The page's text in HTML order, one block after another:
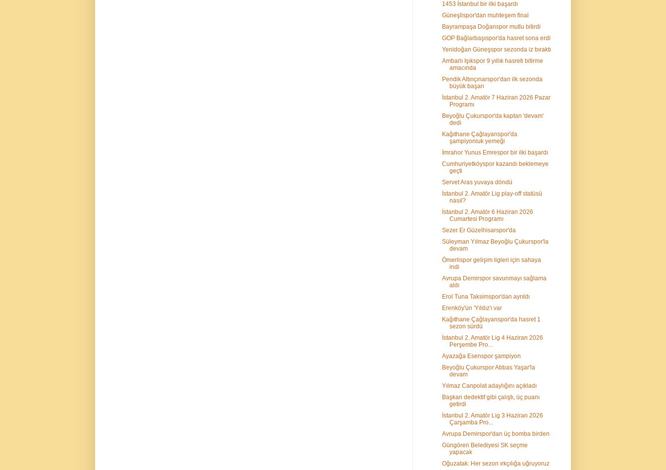
1453 İstanbul bir ilki başardı
Güneşlispor'dan muhteşem final
Bayrampaşa Doğanspor mutlu bitirdi
GOP Bağlarbaşıspor'da hasret sona erdi
Yenidoğan Güneşspor sezonda iz bıraktı
Ambarlı Işıkspor 9 yıllık hasreti bitirme
amacında
Pendik Altınçınarspor'dan ilk sezonda
büyük başarı
İstanbul 2. Amatör 7 Haziran 2026 Pazar
Programı
Beyoğlu Çukurspor'da kaptan 'devam'
dedi
Kağıthane Çağlayanspor'da
şampiyonluk yemeği
İmrahor Yunus Emrespor bir ilki başardı
Cumhuriyetköyspor kazandı beklemeye
geçti
Servet Aras yuvaya döndü
İstanbul 2. Amatör Lig play-off statüsü
nasıl?
İstanbul 2. Amatör 6 Haziran 2026
Cumartesi Programı
Sezer Er Güzelhisarspor'da
Süleyman Yılmaz Beyoğlu Çukurspor'la
devam
Ömerlispor gelişim ligleri için sahaya
indi
Avrupa Demirspor savunmayı sağlama
aldı
Erol Tuna Taksimspor'dan ayrıldı
Erenköy'ün 'Yıldız'ı var
Kağıthane Çağlayanspor'da hasret 1
sezon sürdü
İstanbul 2. Amatör Lig 4 Haziran 2026
Perşembe Pro...
Ayazağa Esenspor şampiyon
Beyoğlu Çukurspor Abbas Yaşar'la
devam
Yılmaz Canpolat adaylığını açıkladı
Başkan dedektif gibi çalıştı, üç puanı
getirdi
İstanbul 2. Amatör Lig 3 Haziran 2026
Çarşamba Pro...
Avrupa Demirspor'dan üç bomba birden
Güngören Belediyesi SK seçme
yapacak
Oğuzatak: Her sezon ırkçılığa uğruyoruz